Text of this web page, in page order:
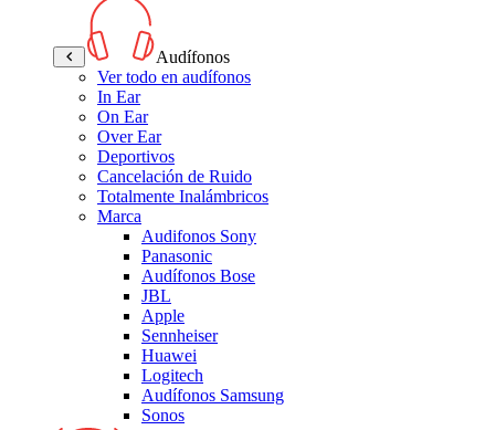
Audífonos
Ver todo en audífonos
In Ear
On Ear
Over Ear
Deportivos
Cancelación de Ruido
Totalmente Inalámbricos
Marca
Audifonos Sony
Panasonic
Audífonos Bose
JBL
Apple
Sennheiser
Huawei
Logitech
Audífonos Samsung
Sonos